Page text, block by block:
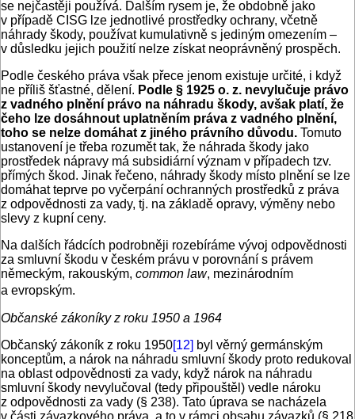
se nejčastěji používá. Dalším rysem je, že obdobně jako
v případě CISG lze jednotlivé prostředky ochrany, včetně
náhrady škody, používat kumulativně s jediným omezením –
v důsledku jejich použití nelze získat neoprávněný prospěch.
Podle českého práva však přece jenom existuje určité, i když
ne příliš šťastné, dělení. Podle § 1925 o. z. nevylučuje právo
z vadného plnění právo na náhradu škody, avšak platí, že
čeho lze dosáhnout uplatněním práva z vadného plnění,
toho se nelze domáhat z jiného právního důvodu. Tomuto
ustanovení je třeba rozumět tak, že náhrada škody jako
prostředek nápravy má subsidiární význam v případech tzv.
přímých škod. Jinak řečeno, náhrady škody místo plnění se lze
domáhat teprve po vyčerpání ochranných prostředků z práva
z odpovědnosti za vady, tj. na základě opravy, výměny nebo
slevy z kupní ceny.
Na dalších řádcích podrobněji rozebíráme vývoj odpovědnosti
za smluvní škodu v českém právu v porovnání s právem
německým, rakouským, common law, mezinárodním
a evropským.
Občanské zákoníky z roku 1950 a 1964
Občanský zákoník z roku 1950[12] byl věrný germánským
konceptům, a nárok na náhradu smluvní škody proto redukoval
na oblast odpovědnosti za vady, když nárok na náhradu
smluvní škody nevylučoval (tedy připouštěl) vedle nároku
z odpovědnosti za vady (§ 238). Tato úprava se nacházela